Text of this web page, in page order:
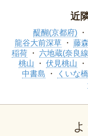
近
醍醐(京都府)
龍谷大前深草
藤森
稲荷
六地蔵(奈良
桃山
伏見桃山
中書島
くいな橋